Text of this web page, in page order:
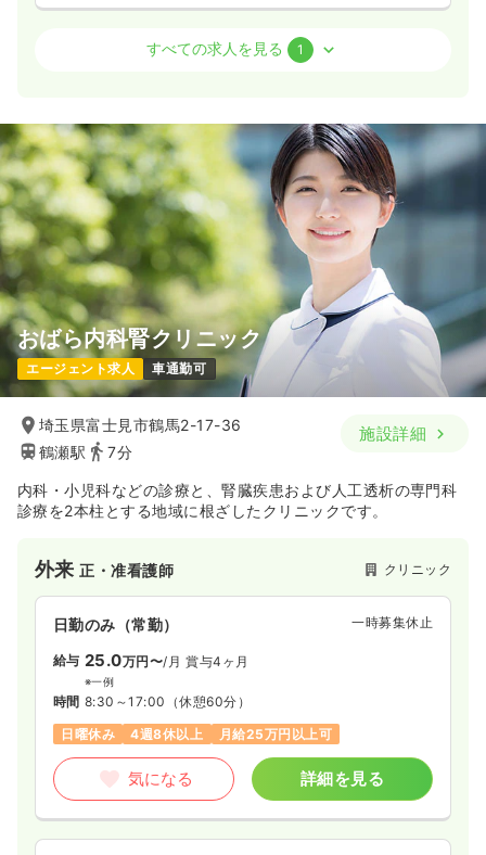
給与 38.8万円〜/月 賞与4ヶ月
※一例
時間 8:30～17:30 （休憩60分）
年間休日120日
4週8休以上 月給38万円以上可
気になる 詳細を見る
すべての求人を見る 1
おばら内科腎クリニック
エージェント求人 車通勤可
埼玉県富士見市鶴馬2-17-36
鶴瀬駅
7分
施設詳細
内科・小児科などの診療と、腎臓疾患および人工透析の専門科
診療を2本柱とする地域に根ざしたクリニックです。
外来正・准看護師 クリニック
日勤のみ（常勤） 一時募集休止
給与 25.0万円〜/月 賞与4ヶ月
※一例
時間 8:30～17:00 （休憩60分）
日曜休み
4週8休以上 月給25万円以上可
気になる 詳細を見る